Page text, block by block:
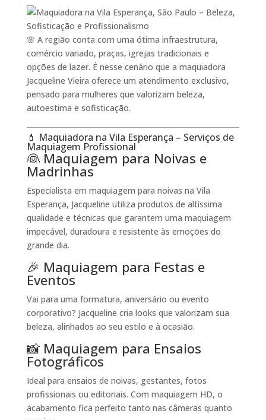
🌸 A região conta com uma ótima infraestrutura,
comércio variado, praças, igrejas tradicionais e
opções de lazer. É nesse cenário que a maquiadora
Jacqueline Vieira oferece um atendimento exclusivo,
pensado para mulheres que valorizam beleza,
autoestima e sofisticação.
💄 Maquiadora na Vila Esperança – Serviços de
Maquiagem Profissional
👰 Maquiagem para Noivas e
Madrinhas
Especialista em maquiagem para noivas na Vila
Esperança, Jacqueline utiliza produtos de altíssima
qualidade e técnicas que garantem uma maquiagem
impecável, duradoura e resistente às emoções do
grande dia.
🎉 Maquiagem para Festas e
Eventos
Vai para uma formatura, aniversário ou evento
corporativo? Jacqueline cria looks que valorizam sua
beleza, alinhados ao seu estilo e à ocasião.
📸 Maquiagem para Ensaios
Fotográficos
Ideal para ensaios de noivas, gestantes, fotos
profissionais ou editoriais. Com maquiagem HD, o
acabamento fica perfeito tanto nas câmeras quanto